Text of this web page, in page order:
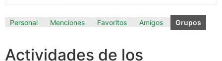
Personal Menciones Favoritos Amigos Grupos
Actividades de los